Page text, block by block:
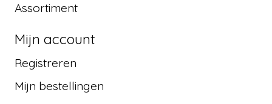
Assortiment
Mijn account
Registreren
Mijn bestellingen